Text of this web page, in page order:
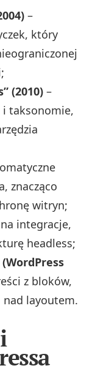
–
który
(2010) –
taksonomie,
znacząco
witryn;
integracje,
headless;
z bloków,
layoutem.